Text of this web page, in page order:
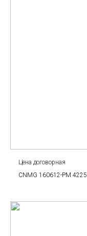
Цена договорная
CNMG 160612-PM 4225